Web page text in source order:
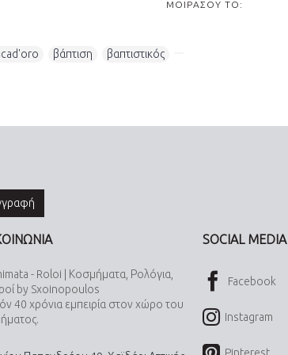
ΜΟΙΡΆΣΟΥ ΤΟ:
βάπτιση βαπτιστικός
- Roloi | Κοσμήματα, Ρολόγια,
by Sxoinopoulos
40 χρόνια εμπειρία στον χώρο του
SOCIAL MEDIA
Facebook
Instagram
Pinterest